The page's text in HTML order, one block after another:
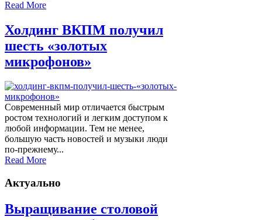
Read More
Холдинг ВКПМ получил
шесть «золотых
микрофонов»
Современный мир отличается быстрым
ростом технологий и легким доступом к
любой информации. Тем не менее,
большую часть новостей и музыки люди
по-прежнему...
Read More
Актуально
Выращивание столовой